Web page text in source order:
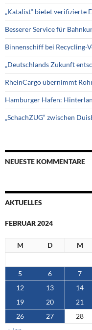
„Katalist“ bietet verifizierte
Besserer Service für
Binnenschiff bei Recycling-
„Deutschlands Zukunft
RheinCargo übernimmt
Hamburger Hafen:
„SchachZUG“ zwischen
NEUESTE KOMMENTARE
AKTUELLES
FEBRUAR 2024
M D M
5
6 7
12
13 14
19
20 21
26
27 28